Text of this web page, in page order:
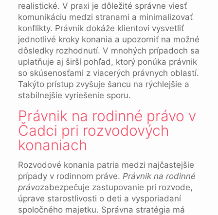
realistické. V praxi je dôležité správne viesť
komunikáciu medzi stranami a minimalizovať
konflikty. Právnik dokáže klientovi vysvetliť
jednotlivé kroky konania a upozorniť na možné
dôsledky rozhodnutí. V mnohých prípadoch sa
uplatňuje aj širší pohľad, ktorý ponúka právnik
so skúsenosťami z viacerých právnych oblastí.
Takýto prístup zvyšuje šancu na rýchlejšie a
stabilnejšie vyriešenie sporu.
Právnik na rodinné právo v
Čadci pri rozvodových
konaniach
Rozvodové konania patria medzi najčastejšie
prípady v rodinnom práve. Právnik na rodinné
právozabezpečuje zastupovanie pri rozvode,
úprave starostlivosti o deti a vysporiadaní
spoločného majetku. Správna stratégia má